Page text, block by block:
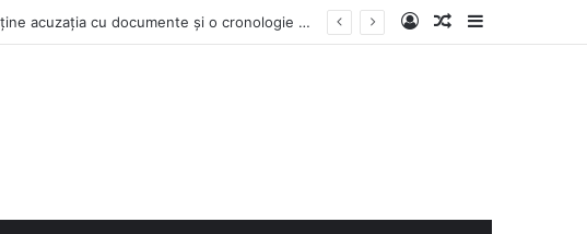
Contractul Climatic continuă prin Compania de Apă? Haritina Craița își susține acuzația cu documente și o cronologie a deciziilor Log InArticol aleatoriu
Sidebar